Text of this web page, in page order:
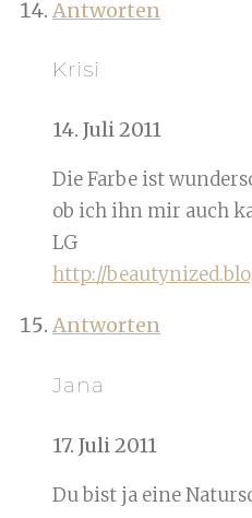
Antworten
Krisi
14. Juli 2011
Die Farbe ist
ob ich ihn mir auch
LG
http://
Antworten
Jana
17. Juli 2011
Du bist ja eine